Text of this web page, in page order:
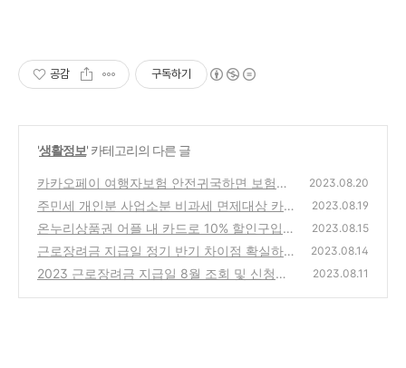
공감 구독하기
'생활정보' 카테고리의 다른 글
카카오페이 여행자보험 안전귀국하면 보험료
환급, 할인방법
(2)
2023.08.20
주민세 개인분 사업소분 비과세 면제대상 카드
혜택
(2)
2023.08.19
온누리상품권 어플 내 카드로 10% 할인구입
(사용처조회)
(1)
2023.08.15
근로장려금 지급일 정기 반기 차이점 확실하게
알아두기
(0)
2023.08.14
2023 근로장려금 지급일 8월 조회 및 신청기
2023.08.11